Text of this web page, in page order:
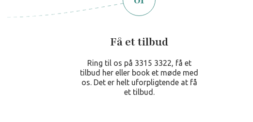
Få et tilbud
Ring til os på 3315 3322, få et
tilbud her eller book et møde med
os. Det er helt uforpligtende at få
et tilbud.